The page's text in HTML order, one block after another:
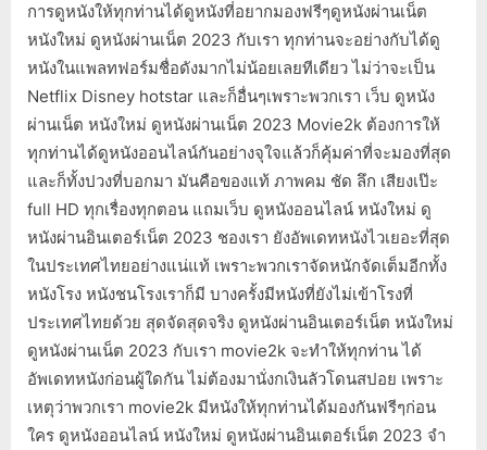
การดูหนังให้ทุกท่านได้ดูหนังที่อยากมองฟรีๆดูหนังผ่านเน็ต
หนังใหม่ ดูหนังผ่านเน็ต 2023 กับเรา ทุกท่านจะอย่างกับได้ดู
หนังในแพลทฟอร์มชื่อดังมากไม่น้อยเลยทีเดียว ไม่ว่าจะเป็น
Netflix Disney hotstar และก็อื่นๆเพราะพวกเรา เว็บ ดูหนัง
ผ่านเน็ต หนังใหม่ ดูหนังผ่านเน็ต 2023 Movie2k ต้องการให้
ทุกท่านได้ดูหนังออนไลน์กันอย่างจุใจแล้วก็คุ้มค่าที่จะมองที่สุด
และก็ทั้งปวงที่บอกมา มันคือของแท้ ภาพคม ชัด ลึก เสียงเป๊ะ
full HD ทุกเรื่องทุกตอน แถมเว็บ ดูหนังออนไลน์ หนังใหม่ ดู
หนังผ่านอินเตอร์เน็ต 2023 ชองเรา ยังอัพเดทหนังไวเยอะที่สุด
ในประเทศไทยอย่างแน่แท้ เพราะพวกเราจัดหนักจัดเต็มอีกทั้ง
หนังโรง หนังชนโรงเราก็มี บางครั้งมีหนังที่ยังไม่เข้าโรงที่
ประเทศไทยด้วย สุดจัดสุดจริง ดูหนังผ่านอินเตอร์เน็ต หนังใหม่
ดูหนังผ่านเน็ต 2023 กับเรา movie2k จะทำให้ทุกท่าน ได้
อัพเดทหนังก่อนผู้ใดกัน ไม่ต้องมานั่งกเงินลัวโดนสปอย เพราะ
เหตุว่าพวกเรา movie2k มีหนังให้ทุกท่านได้มองกันฟรีๆก่อน
ใคร ดูหนังออนไลน์ หนังใหม่ ดูหนังผ่านอินเตอร์เน็ต 2023 จำ